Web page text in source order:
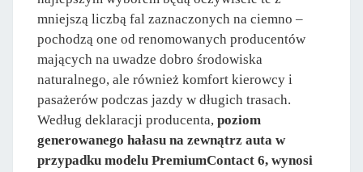
mniejszą liczbą fal zaznaczonych na ciemno –
pochodzą one od renomowanych producentów
mających na uwadze dobro środowiska
naturalnego, ale również komfort kierowcy i
pasażerów podczas jazdy w długich trasach.
Według deklaracji producenta, poziom
generowanego hałasu na zewnątrz auta w
przypadku modelu PremiumContact 6, wynosi